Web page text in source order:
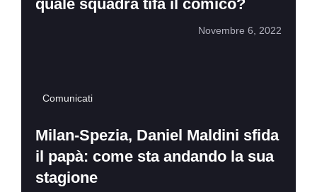
quale squadra tifa il comico?
Novembre 6, 2022
Comunicati
Milan-Spezia, Daniel Maldini sfida
il papà: come sta andando la sua
stagione